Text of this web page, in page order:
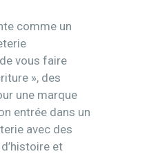
comme un
vous faire
», des
une marque
entrée dans un
avec des
et